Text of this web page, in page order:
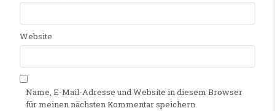
Website
Name, E-Mail-Adresse und Website in diesem Browser
für meinen nächsten Kommentar speichern.